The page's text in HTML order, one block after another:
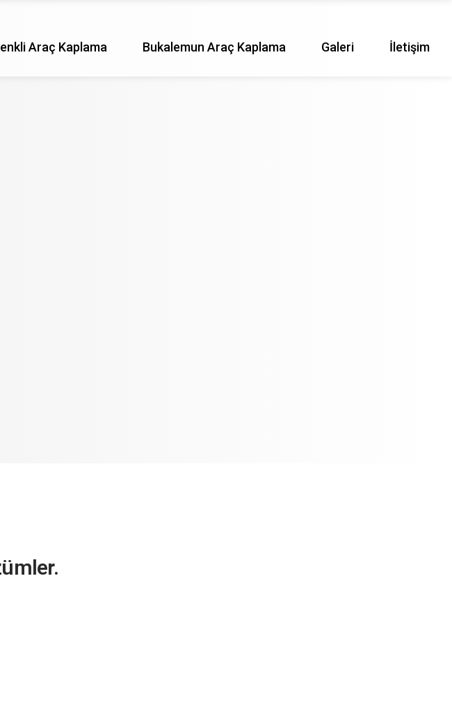
Araç Kaplama Bukalemun Araç Kaplama Galeri İletişim